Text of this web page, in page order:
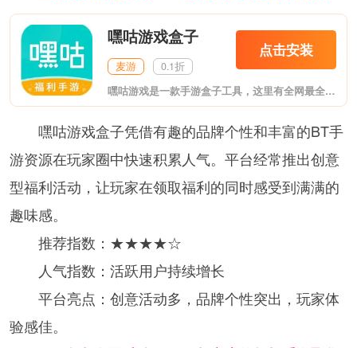
嘿咕游戏盒子
麦游 0.1折
点击安装
嘿咕游戏是一款手游盒子工具，这里有全网最全的游戏资源，各类型的手游应有尽有，能够满足你日常玩游戏的需求，新人注册就送惊喜游戏福利，还有专属礼包赠送，所有游戏资源都是免费下载，平台还为用户提供了海量的游戏攻略，最新的游戏资讯，实时更新，第一时间推送给用户。
嘿咕游戏盒子凭借有趣的品牌个性和丰富的BT手
游资源在玩家圈中快速积累人气。平台经常推出创意
型福利活动，让玩家在领取福利的同时感受到满满的
趣味感。
推荐指数：★★★★☆
人气指数：活跃用户持续增长
平台亮点：创意活动多，品牌个性突出，玩家体
验感佳。